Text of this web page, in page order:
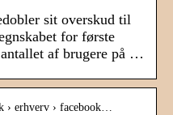
sit overskud til
for første
af brugere på …
› erhverv › facebook…